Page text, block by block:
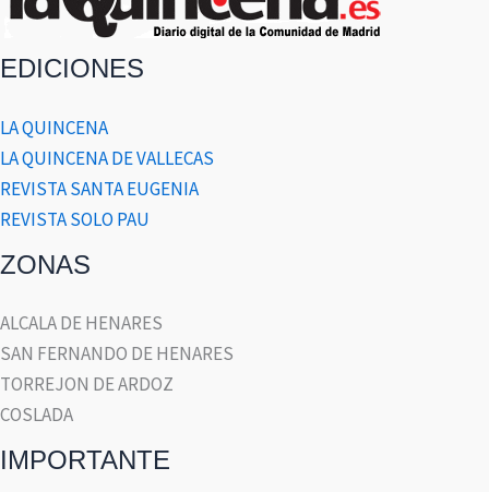
EDICIONES
LA QUINCENA
LA QUINCENA DE VALLECAS
REVISTA SANTA EUGENIA
REVISTA SOLO PAU
ZONAS
ALCALA DE HENARES
SAN FERNANDO DE HENARES
TORREJON DE ARDOZ
COSLADA
IMPORTANTE